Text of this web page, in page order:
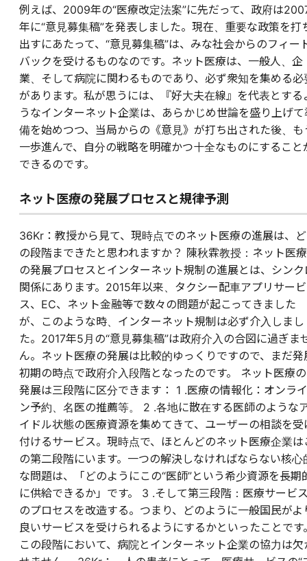
例えば、2009年の“医療改定法案”に先だって、政府は
年に“意見募集稿”を発表しました。現在、重要な政策を打
出すにあたって、“意見募集稿”は、みな社会からのフィー
バックを受けるものなのです。ネット医療は、一般人、企
業、そして病院に関わるものであり、必ず衆知を集める必
があります。私が思うには、『好大夫在線』を代表とする
うなインターネット企業は、あらかじめ世論を盛り上げて
備を始めつつ、当局からの《意見》が打ち出された後、も
一歩進んで、自分の戦略を明確かつ十全なものにすること
できるのです。
ネット医療の発展プロセスと規律予測
36Kr：教授から見て、現時点でのネット医療の進展は、ど
の段階まできたと思われますか？ 陳秋霖教授：ネット医療
の発展プロセスとインターネット規制の進展とは、シンク
関係にあります。2015年以来、タクシー配車アプリサービ
ス、EC、ネット金融等で数々の問題が起こってきました
が、このような時、インターネット規制は必ず介入しまし
た。2017年5月の“意見募集稿”は政府介入の合図に過ぎま
ん。ネット医療の発展は比較的ゆっくりですので、まだ発
初期の時点で政府介入段階となったのです。 ネット医療の
発展は三段階に区分できます： 1 .医療の情報化：オンライ
ン予約、名医の推薦等。 2 .各地に散在する医師のような
イドル状態の医療資源を集めてきて、ユーザーの相談を受
付けるサービス。現時点で、ほとんどのネット医療企業は
の第二段階にいます。一つの解決しなければならない核心
な問題は、「どのようにこの“医師”という希少資源を長期
に供給できるか」です。 3 .そして第三段階：医療サービ
のプロセスを改造する。つまり、どのように一般国民がよ
良いサービスを受けられるようにするかといったことです
この段階において、病院とインターネット企業の協力は欠